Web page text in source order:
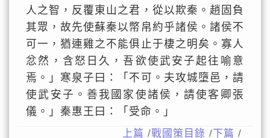
人之智，反覆東山之君，從以欺秦。趙固負
其眾，故先使蘇秦以幣帛約乎諸侯。諸侯不
可一，猶連雞之不能俱止于棲之明矣。寡人
忿然，含怒日久，吾欲使武安子起往喻意
焉。」寒泉子曰：「不可。夫攻城墮邑，請
使武安子。善我國家使諸侯，請使客卿張
儀。」秦惠王曰：「受命。」
上篇 /戰國策目錄 /下篇 /